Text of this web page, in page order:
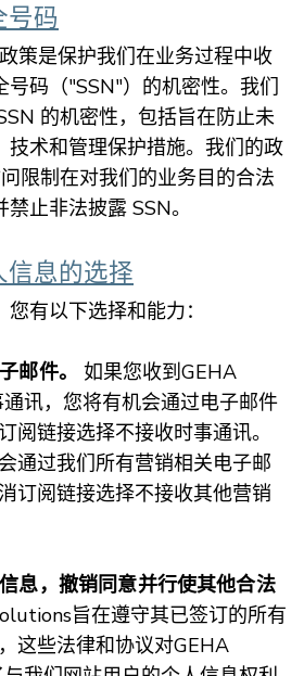
号码
策是保护我们在业务过程中收
号码（"SSN"）的机密性。我们
的机密性，包括旨在防止未
技术和管理保护措施。我们的政
限制在对我们的业务目的合法
止非法披露 SSN。
息的选择
有以下选择和能力：
邮件。
如果您收到GEHA
讯，您将有机会通过电子邮件
阅链接选择不接收时事通讯。
通过我们所有营销相关电子邮
订阅链接选择不接收其他营销
息，撤销同意并行使其他合法
旨在遵守其已签订的所有
这些法律和协议对GEHA